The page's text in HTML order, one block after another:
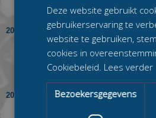
2022/2023
in de Heren
Beloften bij
samen met
2021/2022
in de Heren
samen met
Deze website gebruikt
gebruikerservaring te
website te gebruiken,
cookies in
Cookiebeleid. Lees verder
Bezoekersgegevens